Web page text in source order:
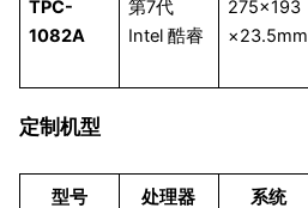
TPC-
1082A
第7代
Intel 酷睿
275×193
×23.5mm
定制机型
型号 处理器 系统